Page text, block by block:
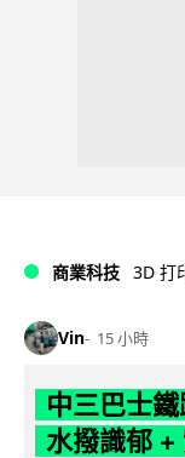
商業科技 3D 打
Vin 15 小時
中三巴士
水撥識郁 +